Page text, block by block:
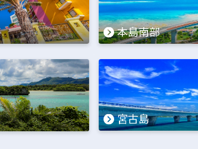
本島南部
宮古島